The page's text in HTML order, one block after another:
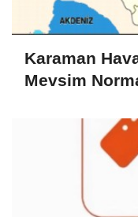
Karaman
Mevsim